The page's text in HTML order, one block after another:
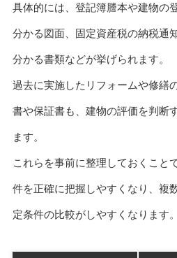
具体的には、登記簿謄本や建物の
分かる図面、固定資産税の納税通
分かる書類などが挙げられます。
過去に実施したリフォームや修繕
書や保証書も、建物の評価を判断
ます。
これらを事前に整理しておくこと
件を正確に把握しやすくなり、複
定条件の比較がしやすくなります。